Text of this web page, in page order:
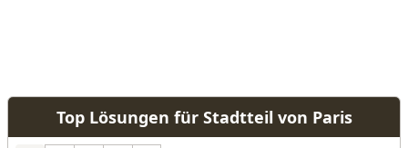
Top Lösungen für Stadtteil von Paris